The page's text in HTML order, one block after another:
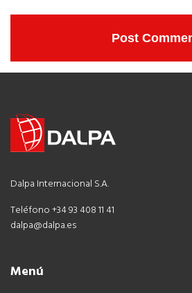
Dalpa Internacional S.A.
Teléfono +34 93 408 11 41
dalpa@dalpa.es
Menú